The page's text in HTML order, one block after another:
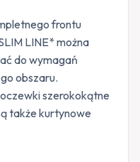
frontu
LINE* można
do wymagań
obszaru.
szerokokątne
także kurtynowe